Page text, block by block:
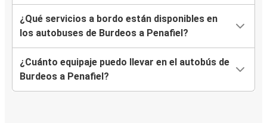
¿Qué servicios a bordo están disponibles en
los autobuses de Burdeos a Penafiel?
¿Cuánto equipaje puedo llevar en el autobús de
Burdeos a Penafiel?